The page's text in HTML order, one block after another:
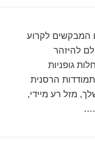
המבקשים לקרוע
להיזהר
גופניות
הרסנית
מזל רע מיידי,